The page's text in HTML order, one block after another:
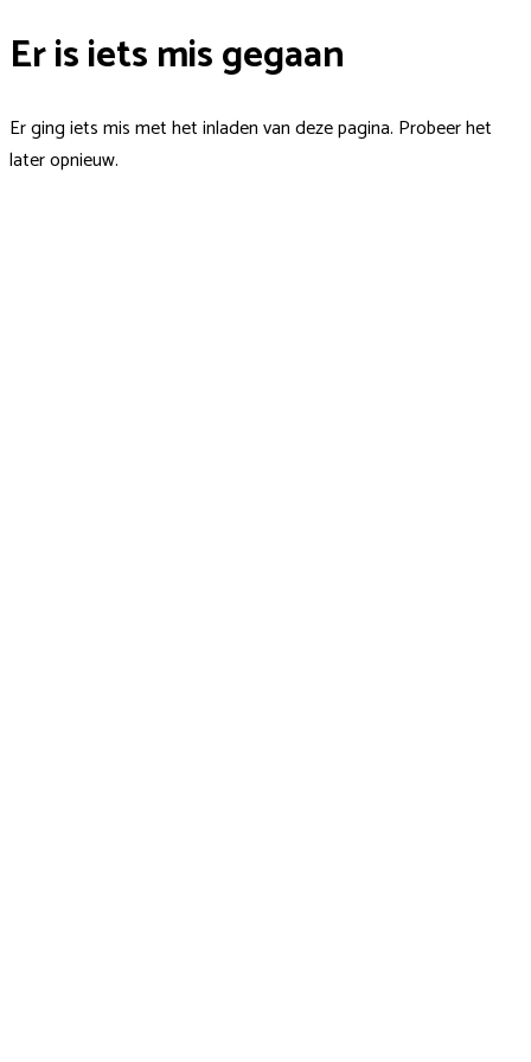
Er is iets mis gegaan
Er ging iets mis met het inladen van deze pagina. Probeer het
later opnieuw.